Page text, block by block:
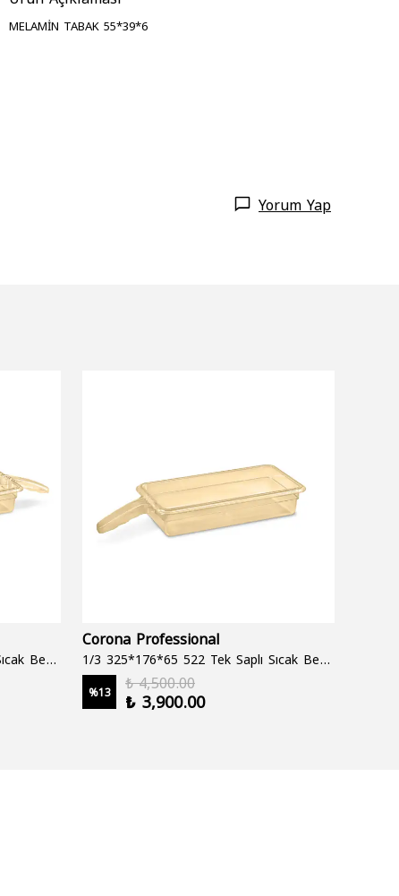
MELAMİN TABAK 55*39*6
Yorum Yap
1/3 325*176*65 522 Çift Saplı Sıcak Bekletme Tepsisi
Corona Professional
1/3 325*176*65 522 Tek Saplı Sıcak Bekletme Tepsisi
%13
₺ 4,500.00
₺ 3,900.00